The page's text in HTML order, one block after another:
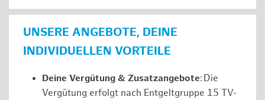
UNSERE ANGEBOTE, DEINE
INDIVIDUELLEN VORTEILE
Deine Vergütung & Zusatzangebote: Die
Vergütung erfolgt nach Entgeltgruppe 15 TV-